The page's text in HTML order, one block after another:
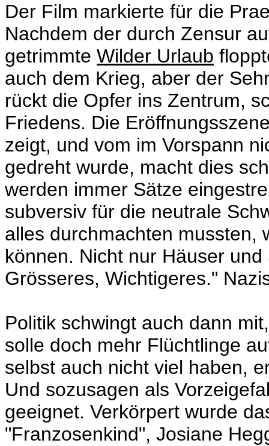
Der Film markierte für die
Nachdem der durch Zensur
getrimmte Wilder Urlaub
auch dem Krieg, aber der
rückt die Opfer ins Zentrum,
Friedens. Die
zeigt, und vom im Vorspann
gedreht wurde, macht dies
werden immer Sätze
subversiv für die neutrale
alles durchmachten mussten,
können. Nicht nur Häuser
Grösseres, Wichtigeres."
Politik schwingt auch dann
solle doch mehr Flüchtlinge
selbst auch nicht viel haben,
Und sozusagen als
geeignet. Verkörpert wurde
"Franzosenkind", Josiane